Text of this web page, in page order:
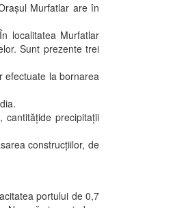
Murfatlar are în
localitatea Murfatlar
Sunt prezente trei
efectuate la bornarea
precipitaţii
construcţiilor, de
portului de 0,7